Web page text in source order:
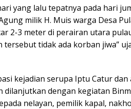
yang lalu tepatnya pada hari
milik H. Muis warga Desa
2-3 meter di perairan utara
tersebut tidak ada korban jiwa”
kejadian serupa Iptu Catur
dilanjutkan dengan kegiatan
nelayan, pemilik kapal,